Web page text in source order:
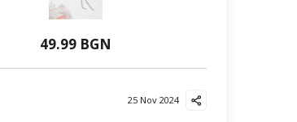
49.99 BGN
25 Nov 2024